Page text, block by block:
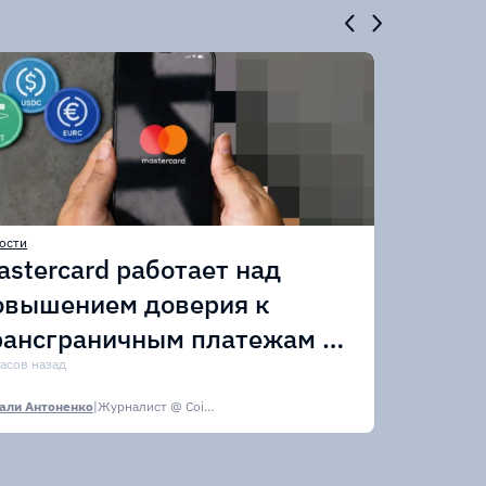
работает над
доверия к
платежам в
назад
Антоненко| Журналист @ CoinsPaid Media